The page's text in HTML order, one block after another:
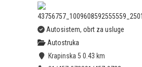
Autosistem, obrt za usluge
Autostruka
Krapinska 5 0.43 km